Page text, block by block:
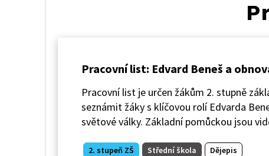
z této historie můžeme vzít my
Pracovní list: Edvard Beneš a
Pracovní list je určen žákům 2. stupně
seznámit žáky s klíčovou rolí Edvarda
světové války. Základní pomůckou jsou
2. stupeň ZŠ Střední škola Dějepis